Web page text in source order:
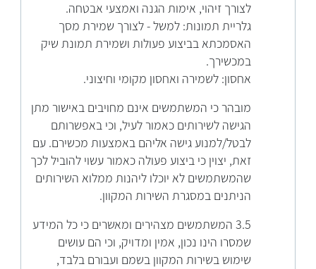
לצורך זיהוי, אימות הגנה ואמצעי אבטחה.
גלריית תמונות: למשל - לצורך שמירת מסך
האסמכתא בביצוע פעולות ושמירת תמונת שיק
במכשירך.
אחסון: לשמירה ואחסון מקומי וחיצוני.
מובהר כי המשתמשים אינם מחויבים באישור מתן
הגישה לשירותים כאמור לעיל, וכי באפשרותם
לבטל/למנוע גישה אליהם באמצעות מכשירם. עם
זאת, יצוין כי ביצוע פעולה כאמור עשוי להוביל לכך
שהמשתמשים לא יוכלו ליהנות ממלוא השירותים
הניתנים במסגרת השירות המקוון.
3.5 המשתמשים מצהירים ומאשרים כי כל המידע
שמסרו הינו נכון, אמין ומדויק, וכי הם עושים
שימוש בשירות המקוון בשמם ועבורם בלבד,